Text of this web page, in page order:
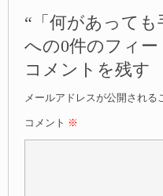
“「何があっても
への0件のフィー
コメントを残す
メールアドレスが公開される
コメント ※